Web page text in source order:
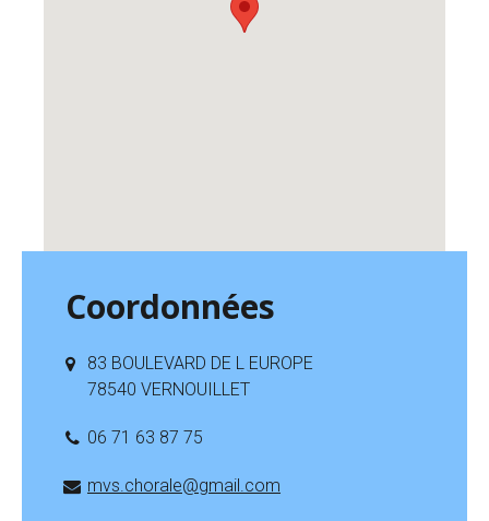
Coordonnées
83 BOULEVARD DE L EUROPE
78540 VERNOUILLET
06 71 63 87 75
mvs.chorale@gmail.com